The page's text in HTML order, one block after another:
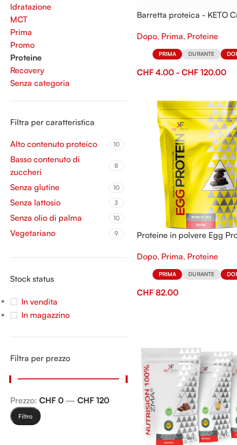
Idratazione
MCT
Prima
Promo
Proteine
Recovery
Senza categoria
Filtra per caratteristica
Alto contenuto proteico 10
Basso contenuto di
zuccheri
8
Senza glutine 10
Senza lattosio 3
Senza olio di palma 10
Vegetariano 9
Stock status
In vendita
In magazzino
Filtra per prezzo
Filtro
Prezzo: CHF 0 — CHF 120
Barretta proteica - KETO
Dopo, Prima, Proteine
PRIMA DURANTE
CHF4.00 - CHF120.00
Proteine in polvere Egg
Dopo, Prima, Proteine
PRIMA DURANTE
CHF82.00